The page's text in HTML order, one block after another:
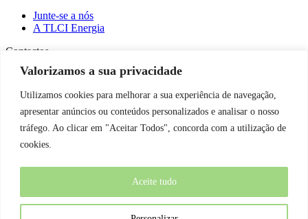
Valorizamos a sua privacidade
Utilizamos cookies para melhorar a sua experiência de navegação,
apresentar anúncios ou conteúdos personalizados e analisar o nosso
tráfego. Ao clicar em "Aceitar Todos", concorda com a utilização de
cookies.
Aceite tudo
Junte-se a nós
A TLCI Energia
Contactos
Rua Joaquim Gonçalves, 27, Silvares, 4835 – 428 Guimarães
(+351) 253 240 090
Instagram
Facebook
Política de Cookies